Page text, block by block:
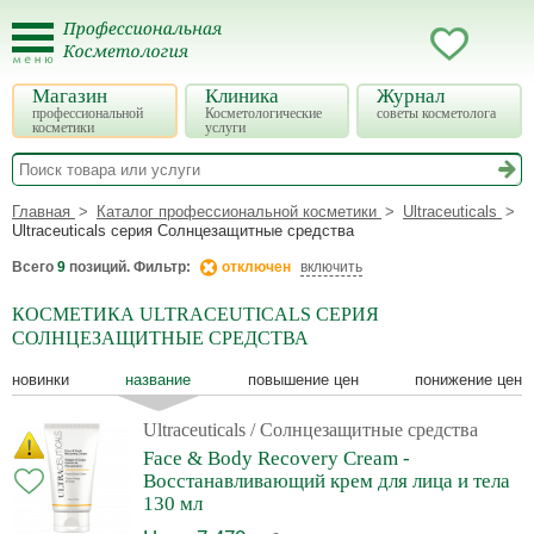
Магазин
профессиональной
косметики
Клиника
Косметологические
услуги
Журнал
советы косметолога
Главная Каталог профессиональной косметики
Ultraceuticals
Ultraceuticals серия Солнцезащитные средства
Всего 9 позиций. Фильтр: отключен включить
КОСМЕТИКА ULTRACEUTICALS СЕРИЯ
СОЛНЦЕЗАЩИТНЫЕ СРЕДСТВА
новинки название повышение цен понижение цен
Ultraceuticals / Солнцезащитные средства
Face & Body Recovery Cream -
Восстанавливающий крем для лица и тела
130 мл